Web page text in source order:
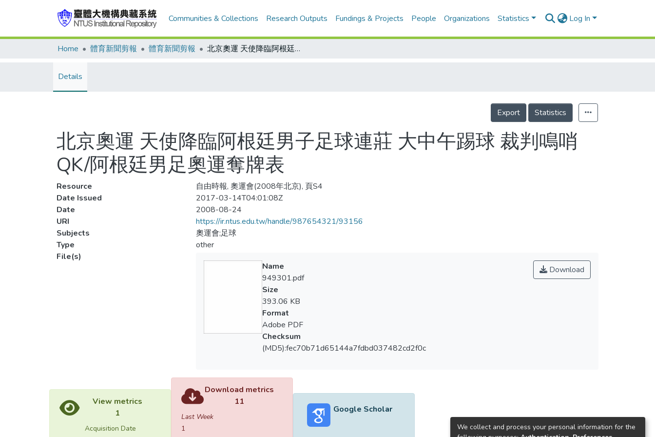
Communities & Collections Research Outputs Fundings & Projects People Organizations Statistics Log In
Home 體育新聞剪報 體育新聞剪報 北京奧運 天使降臨阿根廷男子足球連莊 大中午踢球 裁判鳴哨QK/阿根廷男足奧運奪牌表
Details
Export Statistics
北京奧運 天使降臨阿根廷男子足球連莊 大中午踢球 裁判鳴哨
QK/阿根廷男足奧運奪牌表
Resource
自由時報, 奧運會(2008年北京), 頁S4
Date Issued
2017-03-14T04:01:08Z
Date
2008-08-24
URI
https://ir.ntus.edu.tw/handle/987654321/93156
Subjects
奧運會;足球
Type
other
File(s)
Download
Name
949301.pdf
Size
393.06 KB
Format
Adobe PDF
Checksum
(MD5):fec70b71d65144a7fdbd037482cd2f0c
View metrics
1
Acquisition Date
Download metrics
11
Last Week
1
Google Scholar
We collect and process your personal information for the